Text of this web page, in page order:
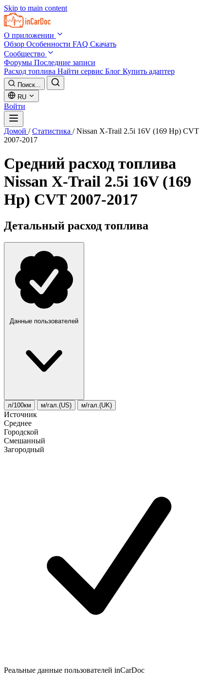
Skip to main content
О приложении
Обзор Особенности FAQ Скачать
Сообщество
Форумы Последние записи
Расход топлива Найти сервис Блог Купить адаптер
Поиск...
RU
Войти
Домой / Статистика / Nissan X-Trail 2.5i 16V (169 Hp) CVT
2007-2017
Средний расход топлива
Nissan X-Trail 2.5i 16V (169
Hp) CVT 2007-2017
Детальный расход топлива
Данные пользователей
л/100км м/гал.(US) м/гал.(UK)
Источник
Среднее
Городской
Смешанный
Загородный
Реальные данные пользователей inCarDoc